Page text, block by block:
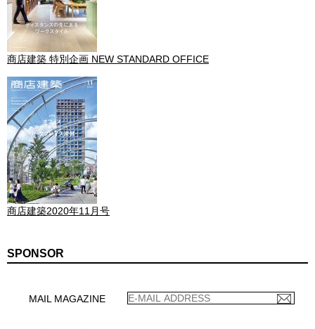
商店建築 特別企画 NEW STANDARD OFFICE
商店建築2020年11月号
SPONSOR
MAIL MAGAZINE